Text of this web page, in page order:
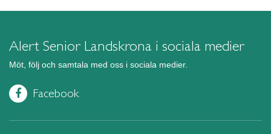
Alert Senior Landskrona i sociala medier
Möt, följ och samtala med oss i sociala medier.
Facebook